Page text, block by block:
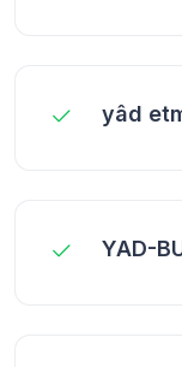
yâd
YAD-